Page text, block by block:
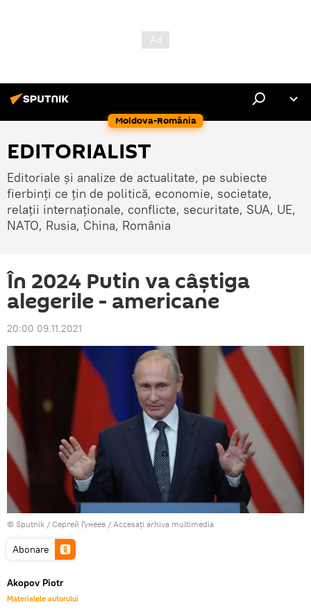
Moldova-România
EDITORIALIST
Editoriale și analize de actualitate, pe subiecte
fierbinți ce țin de politică, economie, societate,
relații internaționale, conflicte, securitate, SUA, UE,
NATO, Rusia, China, România
În 2024 Putin va câștiga
alegerile - americane
20:00 09.11.2021
© Sputnik / Сергей Гунеев / Accesați arhiva multimedia
Abonare
Akopov Piotr
Materialele autorului